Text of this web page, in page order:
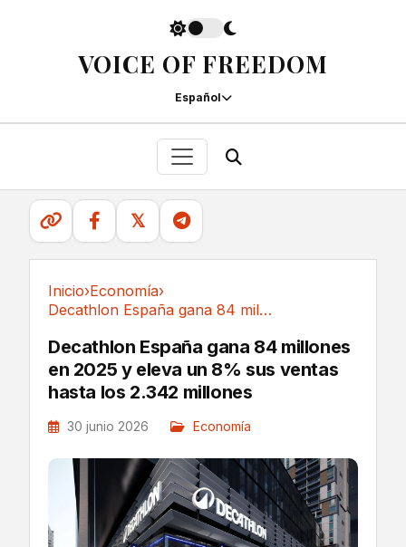
VOICE OF FREEDOM
Español
𝕏
Inicio›Economía›
Decathlon España gana 84 millones en 2025 y...
Decathlon España gana 84 millones
en 2025 y eleva un 8% sus ventas
hasta los 2.342 millones
30 junio 2026 Economía